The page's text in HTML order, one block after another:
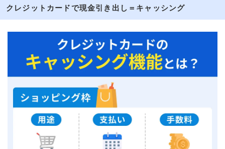
クレジットカードで現金引き出し＝キャッシング